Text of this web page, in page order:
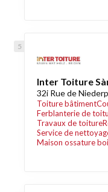
Inter Toiture
32i Rue de
Toiture bâtiment
Ferblanterie de
Travaux de toiture
Service de
Maison ossature